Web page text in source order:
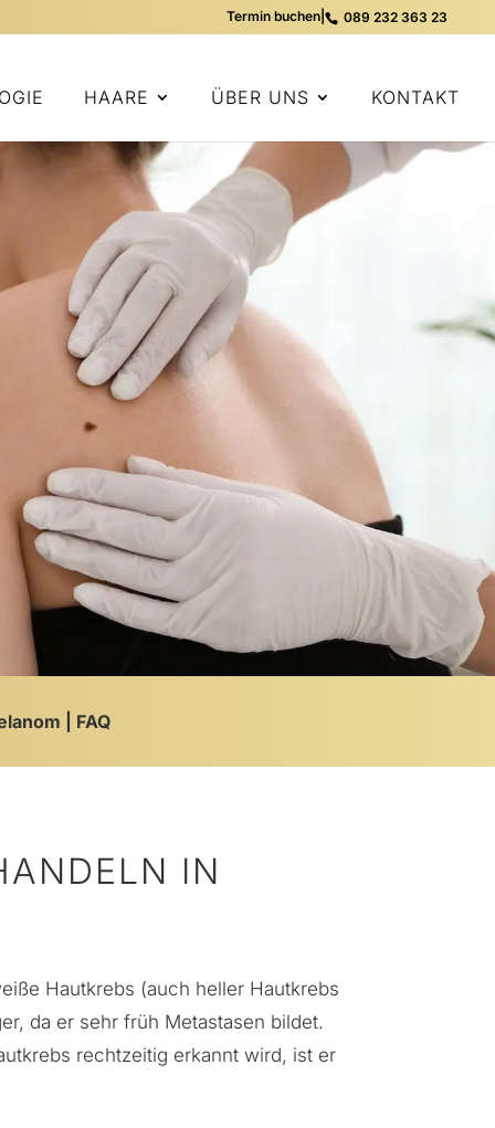
Termin buchen 089 232 363 23
HAARE ÜBER UNS KONTAKT
FAQ
IN M
Hautkrebs (auch heller Hautkrebs
da er sehr früh Metastasen bildet.
rechtzeitig erkannt wird, ist er